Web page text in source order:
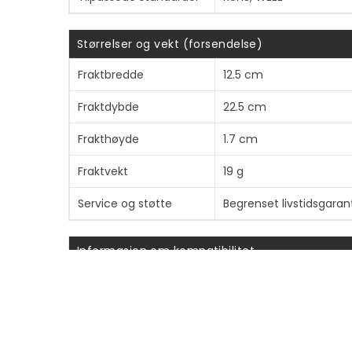
Størrelser og vekt (forsendelse)
Fraktbredde
12.5 cm
Fraktdybde 22.5 cm
Frakthøyde 1.7 cm
Fraktvekt 19 g
Service og støtte Begrenset
Informasjon om kompatibilitet